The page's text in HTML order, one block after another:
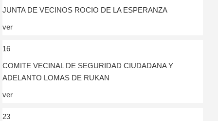
JUNTA DE VECINOS ROCIO DE LA ESPERANZA
ver
16
COMITE VECINAL DE SEGURIDAD CIUDADANA Y
ADELANTO LOMAS DE RUKAN
ver
23